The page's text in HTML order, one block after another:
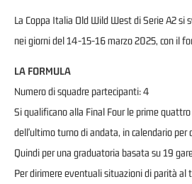
La Coppa Italia Old Wild West di Serie A2 si
nei giorni del 14-15-16 marzo 2025, con il
LA FORMULA
Numero di squadre partecipanti: 4
Si qualificano alla Final Four le prime
dell'ultimo turno di andata, in calendario per
Quindi per una graduatoria basata su 19
Per dirimere eventuali situazioni di parità al